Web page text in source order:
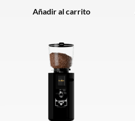
Añadir al carrito